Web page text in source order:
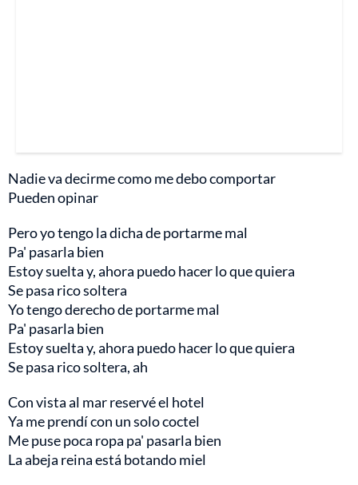
Nadie va decirme como me debo comportar
Pueden opinar
Pero yo tengo la dicha de portarme mal
Pa' pasarla bien
Estoy suelta y, ahora puedo hacer lo que quiera
Se pasa rico soltera
Yo tengo derecho de portarme mal
Pa' pasarla bien
Estoy suelta y, ahora puedo hacer lo que quiera
Se pasa rico soltera, ah
Con vista al mar reservé el hotel
Ya me prendí con un solo coctel
Me puse poca ropa pa' pasarla bien
La abeja reina está botando miel